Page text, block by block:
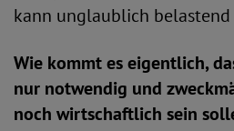
kann unglaublich belastend
Wie kommt es eigentlich,
nur notwendig und
noch wirtschaftlich sein